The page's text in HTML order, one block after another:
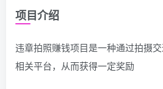
项目介绍
违章拍照赚钱项目是一种通过拍摄
相关平台，从而获得一定奖励